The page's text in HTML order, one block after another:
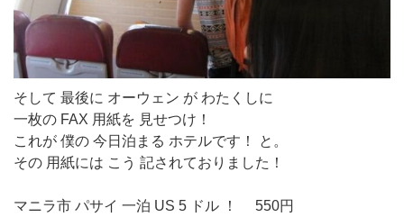
そして 最後に オーウェン が わたくしに
一枚の FAX 用紙を 見せつけ！
これが 僕の 今日泊まる ホテルです！ と。
その 用紙には こう 記されておりました！
マニラ市 パサイ 一泊 US 5 ドル ！ 550円